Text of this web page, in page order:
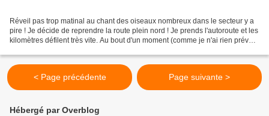
Réveil pas trop matinal au chant des oiseaux nombreux dans le secteur y a
pire ! Je décide de reprendre la route plein nord ! Je prends l'autoroute et les
kilomètres défilent très vite. Au bout d'un moment (comme je n'ai rien prévu
< Page précédente Page suivante >
Hébergé par Overblog